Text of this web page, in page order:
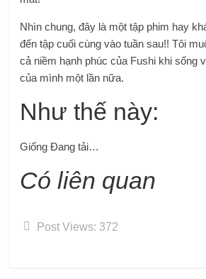
Nhìn chung, đây là một tập phim hay
đến tập cuối cùng vào tuần sau!! Tôi
cả niềm hạnh phúc của Fushi khi sống
của mình một lần nữa.
Như thế này:
Giống Đang tải…
Có liên quan
Post Views: 372